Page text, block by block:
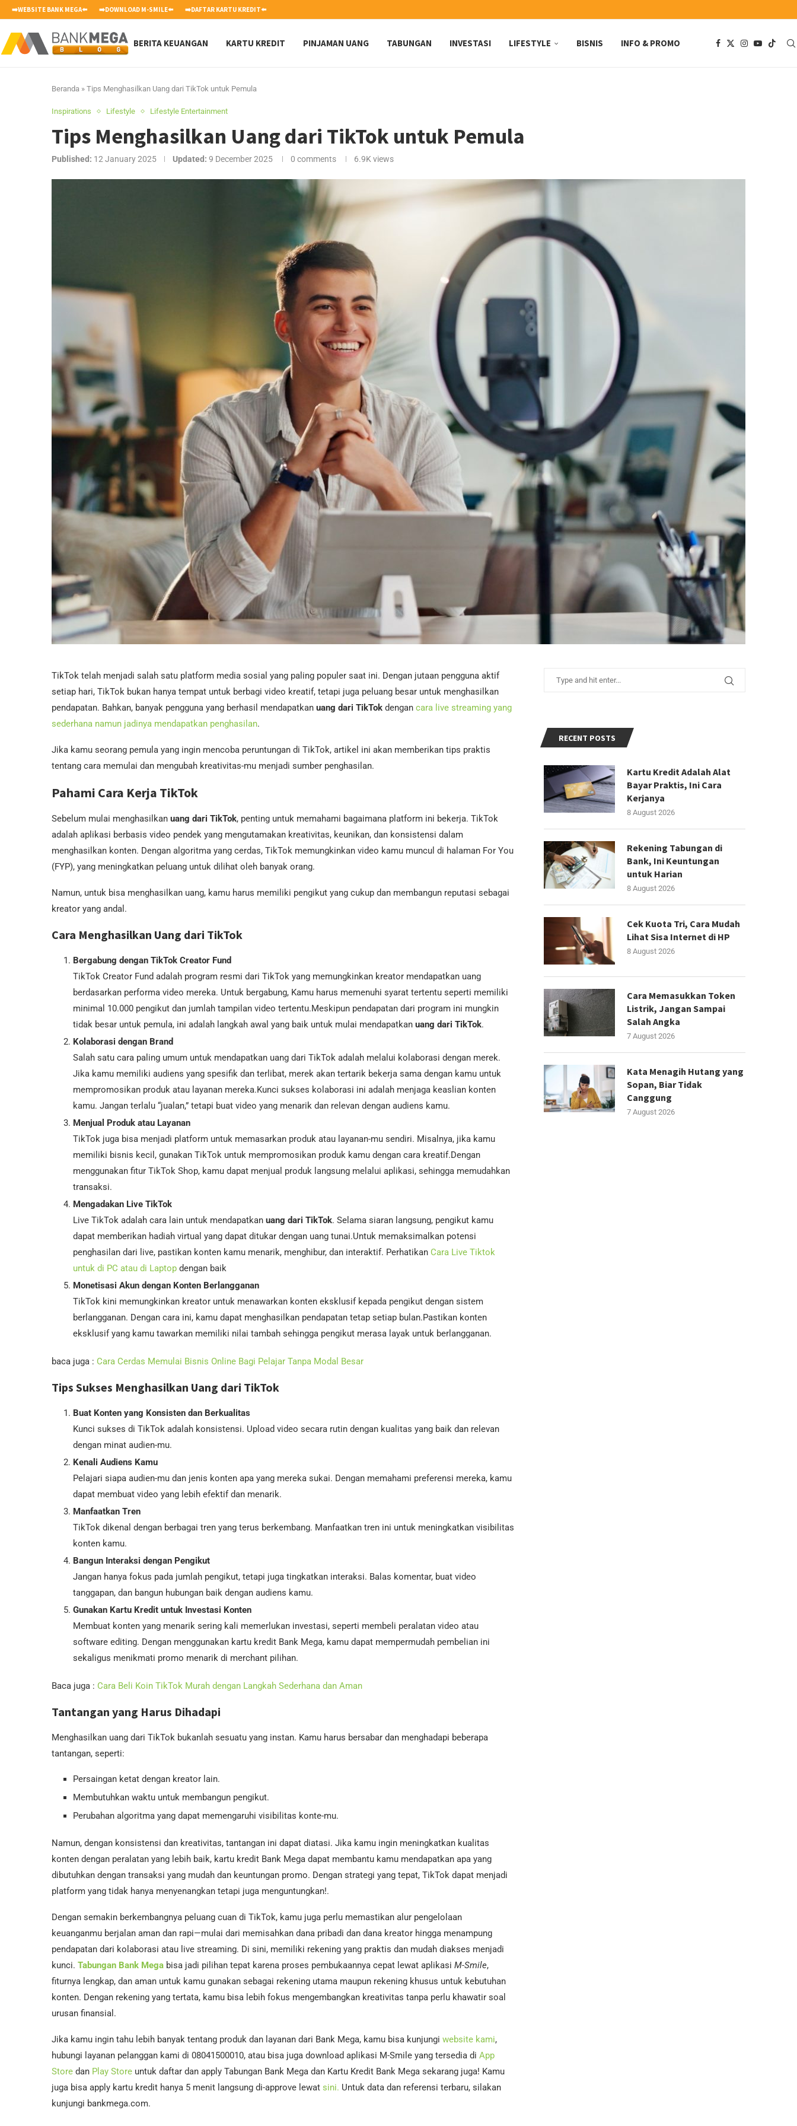
➡️WEBSITE BANK MEGA⬅️ ➡️DOWNLOAD M-SMILE⬅️ ➡️DAFTAR KARTU KREDIT⬅️
BERITA KEUANGAN KARTU KREDIT PINJAMAN UANG TABUNGAN INVESTASI LIFESTYLE BISNIS INFO & PROMO
Beranda » Tips Menghasilkan Uang dari TikTok untuk Pemula
Inspirations Lifestyle Lifestyle Entertainment
Tips Menghasilkan Uang dari TikTok untuk Pemula
Published: 12 January 2025 Updated: 9 December 2025 0 comments 6.9K views
TikTok telah menjadi salah satu platform media sosial yang paling populer saat ini. Dengan jutaan pengguna aktif
setiap hari, TikTok bukan hanya tempat untuk berbagi video kreatif, tetapi juga peluang besar untuk menghasilkan
pendapatan. Bahkan, banyak pengguna yang berhasil mendapatkan uang dari TikTok dengan cara live streaming yang
sederhana namun jadinya mendapatkan penghasilan.
Jika kamu seorang pemula yang ingin mencoba peruntungan di TikTok, artikel ini akan memberikan tips praktis
tentang cara memulai dan mengubah kreativitas-mu menjadi sumber penghasilan.
Pahami Cara Kerja TikTok
Sebelum mulai menghasilkan uang dari TikTok, penting untuk memahami bagaimana platform ini bekerja. TikTok
adalah aplikasi berbasis video pendek yang mengutamakan kreativitas, keunikan, dan konsistensi dalam
menghasilkan konten. Dengan algoritma yang cerdas, TikTok memungkinkan video kamu muncul di halaman For You
(FYP), yang meningkatkan peluang untuk dilihat oleh banyak orang.
Namun, untuk bisa menghasilkan uang, kamu harus memiliki pengikut yang cukup dan membangun reputasi sebagai
kreator yang andal.
Cara Menghasilkan Uang dari TikTok
Bergabung dengan TikTok Creator Fund
TikTok Creator Fund adalah program resmi dari TikTok yang memungkinkan kreator mendapatkan uang
berdasarkan performa video mereka. Untuk bergabung, Kamu harus memenuhi syarat tertentu seperti memiliki
minimal 10.000 pengikut dan jumlah tampilan video tertentu.Meskipun pendapatan dari program ini mungkin
tidak besar untuk pemula, ini adalah langkah awal yang baik untuk mulai mendapatkan uang dari TikTok.
Kolaborasi dengan Brand
Salah satu cara paling umum untuk mendapatkan uang dari TikTok adalah melalui kolaborasi dengan merek.
Jika kamu memiliki audiens yang spesifik dan terlibat, merek akan tertarik bekerja sama dengan kamu untuk
mempromosikan produk atau layanan mereka.Kunci sukses kolaborasi ini adalah menjaga keaslian konten
kamu. Jangan terlalu “jualan,” tetapi buat video yang menarik dan relevan dengan audiens kamu.
Menjual Produk atau Layanan
TikTok juga bisa menjadi platform untuk memasarkan produk atau layanan-mu sendiri. Misalnya, jika kamu
memiliki bisnis kecil, gunakan TikTok untuk mempromosikan produk kamu dengan cara kreatif.Dengan
menggunakan fitur TikTok Shop, kamu dapat menjual produk langsung melalui aplikasi, sehingga memudahkan
transaksi.
Mengadakan Live TikTok
Live TikTok adalah cara lain untuk mendapatkan uang dari TikTok. Selama siaran langsung, pengikut kamu
dapat memberikan hadiah virtual yang dapat ditukar dengan uang tunai.Untuk memaksimalkan potensi
penghasilan dari live, pastikan konten kamu menarik, menghibur, dan interaktif. Perhatikan Cara Live Tiktok
untuk di PC atau di Laptop dengan baik
Monetisasi Akun dengan Konten Berlangganan
TikTok kini memungkinkan kreator untuk menawarkan konten eksklusif kepada pengikut dengan sistem
berlangganan. Dengan cara ini, kamu dapat menghasilkan pendapatan tetap setiap bulan.Pastikan konten
eksklusif yang kamu tawarkan memiliki nilai tambah sehingga pengikut merasa layak untuk berlangganan.
baca juga : Cara Cerdas Memulai Bisnis Online Bagi Pelajar Tanpa Modal Besar
Tips Sukses Menghasilkan Uang dari TikTok
Buat Konten yang Konsisten dan Berkualitas
Kunci sukses di TikTok adalah konsistensi. Upload video secara rutin dengan kualitas yang baik dan relevan
dengan minat audien-mu.
Kenali Audiens Kamu
Pelajari siapa audien-mu dan jenis konten apa yang mereka sukai. Dengan memahami preferensi mereka, kamu
dapat membuat video yang lebih efektif dan menarik.
Manfaatkan Tren
TikTok dikenal dengan berbagai tren yang terus berkembang. Manfaatkan tren ini untuk meningkatkan visibilitas
konten kamu.
Bangun Interaksi dengan Pengikut
Jangan hanya fokus pada jumlah pengikut, tetapi juga tingkatkan interaksi. Balas komentar, buat video
tanggapan, dan bangun hubungan baik dengan audiens kamu.
Gunakan Kartu Kredit untuk Investasi Konten
Membuat konten yang menarik sering kali memerlukan investasi, seperti membeli peralatan video atau
software editing. Dengan menggunakan kartu kredit Bank Mega, kamu dapat mempermudah pembelian ini
sekaligus menikmati promo menarik di merchant pilihan.
Baca juga : Cara Beli Koin TikTok Murah dengan Langkah Sederhana dan Aman
Tantangan yang Harus Dihadapi
Menghasilkan uang dari TikTok bukanlah sesuatu yang instan. Kamu harus bersabar dan menghadapi beberapa
tantangan, seperti:
Persaingan ketat dengan kreator lain.
Membutuhkan waktu untuk membangun pengikut.
Perubahan algoritma yang dapat memengaruhi visibilitas konte-mu.
Namun, dengan konsistensi dan kreativitas, tantangan ini dapat diatasi. Jika kamu ingin meningkatkan kualitas
konten dengan peralatan yang lebih baik, kartu kredit Bank Mega dapat membantu kamu mendapatkan apa yang
dibutuhkan dengan transaksi yang mudah dan keuntungan promo. Dengan strategi yang tepat, TikTok dapat menjadi
platform yang tidak hanya menyenangkan tetapi juga menguntungkan!.
Dengan semakin berkembangnya peluang cuan di TikTok, kamu juga perlu memastikan alur pengelolaan
keuanganmu berjalan aman dan rapi—mulai dari memisahkan dana pribadi dan dana kreator hingga menampung
pendapatan dari kolaborasi atau live streaming. Di sini, memiliki rekening yang praktis dan mudah diakses menjadi
kunci. Tabungan Bank Mega bisa jadi pilihan tepat karena proses pembukaannya cepat lewat aplikasi M-Smile,
fiturnya lengkap, dan aman untuk kamu gunakan sebagai rekening utama maupun rekening khusus untuk kebutuhan
konten. Dengan rekening yang tertata, kamu bisa lebih fokus mengembangkan kreativitas tanpa perlu khawatir soal
urusan finansial.
Jika kamu ingin tahu lebih banyak tentang produk dan layanan dari Bank Mega, kamu bisa kunjungi website kami,
hubungi layanan pelanggan kami di 08041500010, atau bisa juga download aplikasi M-Smile yang tersedia di App
Store dan Play Store untuk daftar dan apply Tabungan Bank Mega dan Kartu Kredit Bank Mega sekarang juga! Kamu
juga bisa apply kartu kredit hanya 5 menit langsung di-approve lewat sini. Untuk data dan referensi terbaru, silakan
kunjungi bankmega.com.
RECENT POSTS
Kartu Kredit Adalah Alat
Bayar Praktis, Ini Cara
Kerjanya
8 August 2026
Rekening Tabungan di
Bank, Ini Keuntungan
untuk Harian
8 August 2026
Cek Kuota Tri, Cara Mudah
Lihat Sisa Internet di HP
8 August 2026
Cara Memasukkan Token
Listrik, Jangan Sampai
Salah Angka
7 August 2026
Kata Menagih Hutang yang
Sopan, Biar Tidak
Canggung
7 August 2026